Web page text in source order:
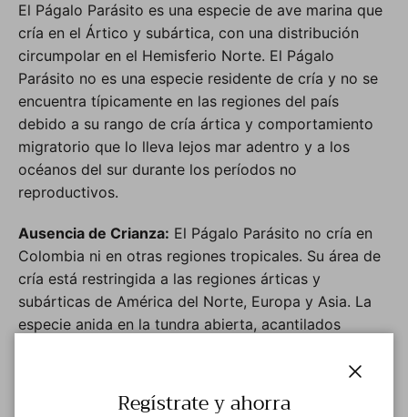
El Págalo Parásito es una especie de ave marina que
cría en el Ártico y subártica, con una distribución
circumpolar en el Hemisferio Norte. El Págalo
Parásito no es una especie residente de cría y no se
encuentra típicamente en las regiones del país
debido a su rango de cría ártica y comportamiento
migratorio que lo lleva lejos mar adentro y a los
océanos del sur durante los períodos no
reproductivos.
Ausencia de Crianza: El Págalo Parásito no cría en
Colombia ni en otras regiones tropicales. Su área de
cría está restringida a las regiones árticas y
subárticas de América del Norte, Europa y Asia. La
especie anida en la tundra abierta, acantilados
Comportamiento Migratorio: Comportamiento
Regístrate y ahorra